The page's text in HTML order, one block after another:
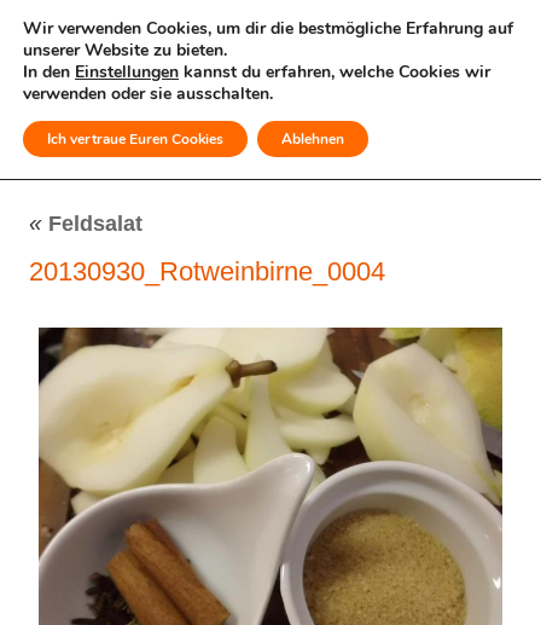
MENÜ
« Feldsalat
20130930_Rotweinbirne_0004
Wir verwenden Cookies, um dir die bestmögliche Erfahrung auf
unserer Website zu bieten.
In den Einstellungen kannst du erfahren, welche Cookies wir
verwenden oder sie ausschalten.
Ich vertraue Euren Cookies Ablehnen